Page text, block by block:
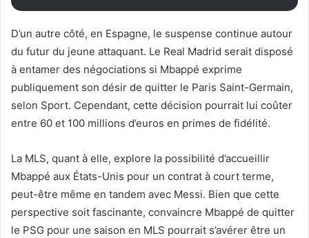
D’un autre côté, en Espagne, le suspense continue autour
du futur du jeune attaquant. Le Real Madrid serait disposé
à entamer des négociations si Mbappé exprime
publiquement son désir de quitter le Paris Saint-Germain,
selon Sport. Cependant, cette décision pourrait lui coûter
entre 60 et 100 millions d’euros en primes de fidélité.
La MLS, quant à elle, explore la possibilité d’accueillir
Mbappé aux États-Unis pour un contrat à court terme,
peut-être même en tandem avec Messi. Bien que cette
perspective soit fascinante, convaincre Mbappé de quitter
le PSG pour une saison en MLS pourrait s’avérer être un